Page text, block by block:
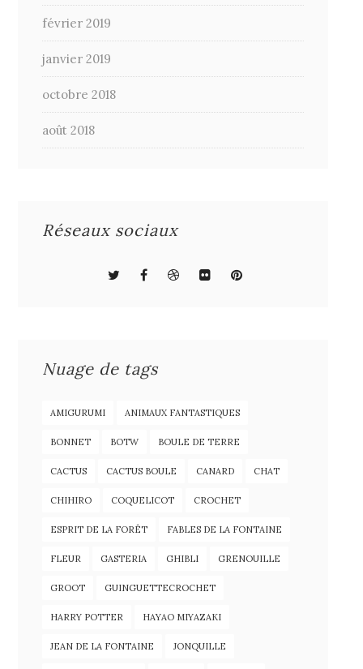
février 2019
janvier 2019
octobre 2018
août 2018
Réseaux sociaux
Nuage de tags
AMIGURUMI ANIMAUX FANTASTIQUES
BONNET BOTW BOULE DE TERRE
CACTUS CACTUS BOULE CANARD CHAT
CHIHIRO COQUELICOT CROCHET
ESPRIT DE LA FORÊT FABLES DE LA FONTAINE
FLEUR GASTERIA GHIBLI GRENOUILLE
GROOT GUINGUETTECROCHET
HARRY POTTER HAYAO MIYAZAKI
JEAN DE LA FONTAINE JONQUILLE